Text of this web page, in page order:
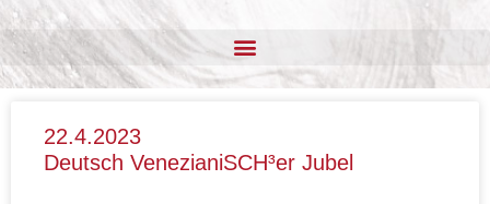
Chor
22.4.2023
Deutsch VenezianiSCH³er Jubel